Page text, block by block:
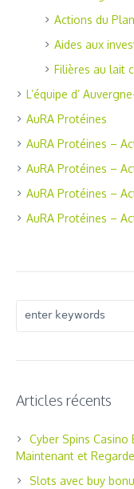
Actions du
Aides aux
Filières au lait
L’équipe d’
AuRA Protéines
AuRA Protéines –
AuRA Protéines –
AuRA Protéines –
AuRA Protéines –
Articles récents
Cyber Spins Casino
Maintenant et
Slots avec buy